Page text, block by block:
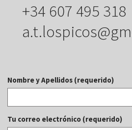
+34 607 495 318
Nombre y Apellidos (requerido)
Tu correo electrónico (requerido)